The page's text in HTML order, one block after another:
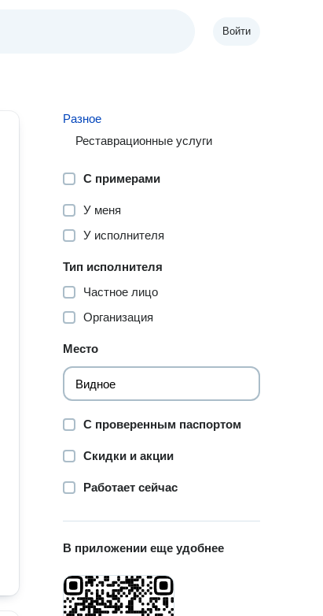
Войти
Разное
Реставрационные услуги
С примерами
У меня
У исполнителя
Тип исполнителя
Частное лицо
Организация
Место
С проверенным паспортом
Скидки и акции
Работает сейчас
В приложении еще удобнее